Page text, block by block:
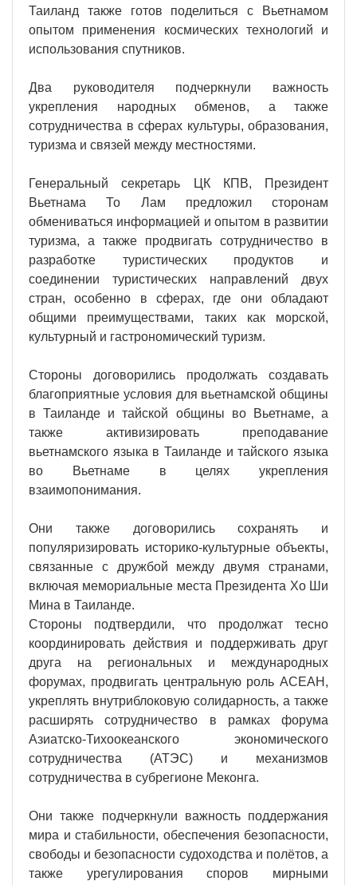
Таиланд также готов поделиться с Вьетнамом
опытом применения космических технологий и
использования спутников.
Два руководителя подчеркнули важность
укрепления народных обменов, а также
сотрудничества в сферах культуры, образования,
туризма и связей между местностями.
Генеральный секретарь ЦК КПВ, Президент
Вьетнама То Лам предложил сторонам
обмениваться информацией и опытом в развитии
туризма, а также продвигать сотрудничество в
разработке туристических продуктов и
соединении туристических направлений двух
стран, особенно в сферах, где они обладают
общими преимуществами, таких как морской,
культурный и гастрономический туризм.
Стороны договорились продолжать создавать
благоприятные условия для вьетнамской общины
в Таиланде и тайской общины во Вьетнаме, а
также активизировать преподавание
вьетнамского языка в Таиланде и тайского языка
во Вьетнаме в целях укрепления
взаимопонимания.
Они также договорились сохранять и
популяризировать историко-культурные объекты,
связанные с дружбой между двумя странами,
включая мемориальные места Президента Хо Ши
Мина в Таиланде.
Стороны подтвердили, что продолжат тесно
координировать действия и поддерживать друг
друга на региональных и международных
форумах, продвигать центральную роль АСЕАН,
укреплять внутриблоковую солидарность, а также
расширять сотрудничество в рамках форума
Азиатско-Тихоокеанского экономического
сотрудничества (АТЭС) и механизмов
сотрудничества в субрегионе Меконга.
Они также подчеркнули важность поддержания
мира и стабильности, обеспечения безопасности,
свободы и безопасности судоходства и полётов, а
также урегулирования споров мирными